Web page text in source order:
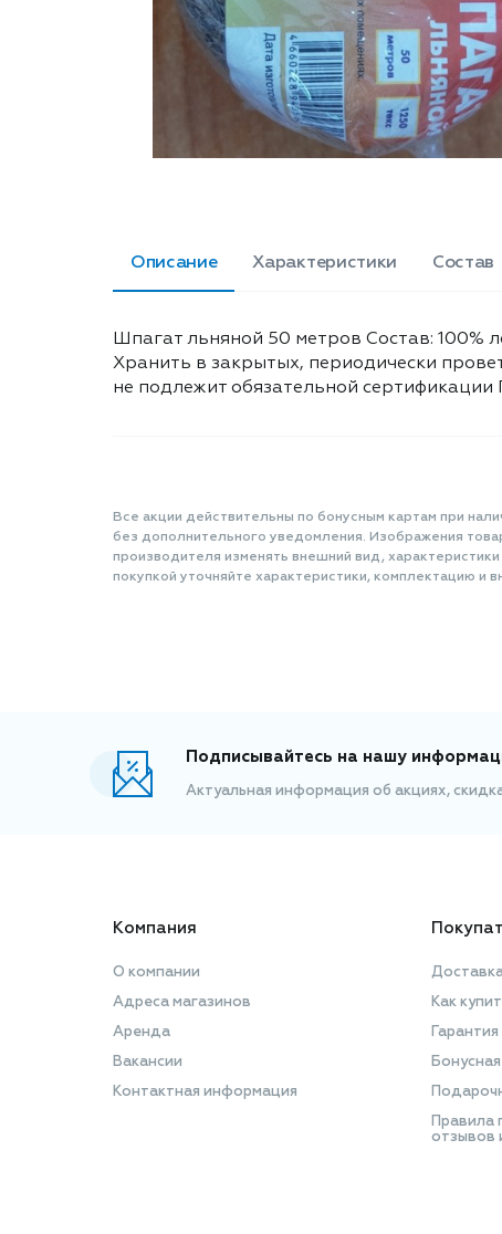
Описание Характеристики Состав
Шпагат льняной 50 метров Состав: 100%
Хранить в закрытых, периодически
не подлежит обязательной сертификации
Все акции действительны по бонусным картам при
без дополнительного уведомления. Изображения
производителя изменять внешний вид,
покупкой уточняйте характеристики, комплектацию
Подписывайтесь на нашу
Актуальная информация об акциях,
Компания
О компании
Адреса магазинов
Аренда
Вакансии
Контактная информация
Как
Правила
отзывов